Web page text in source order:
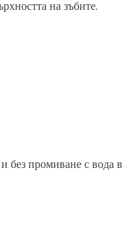
на зъбите.
без промиване с вода в